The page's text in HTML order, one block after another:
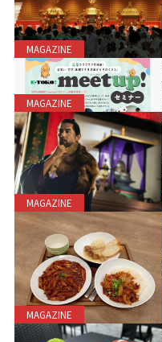
MAGAZINE
MAGAZINE
MAGAZINE
MAGAZINE